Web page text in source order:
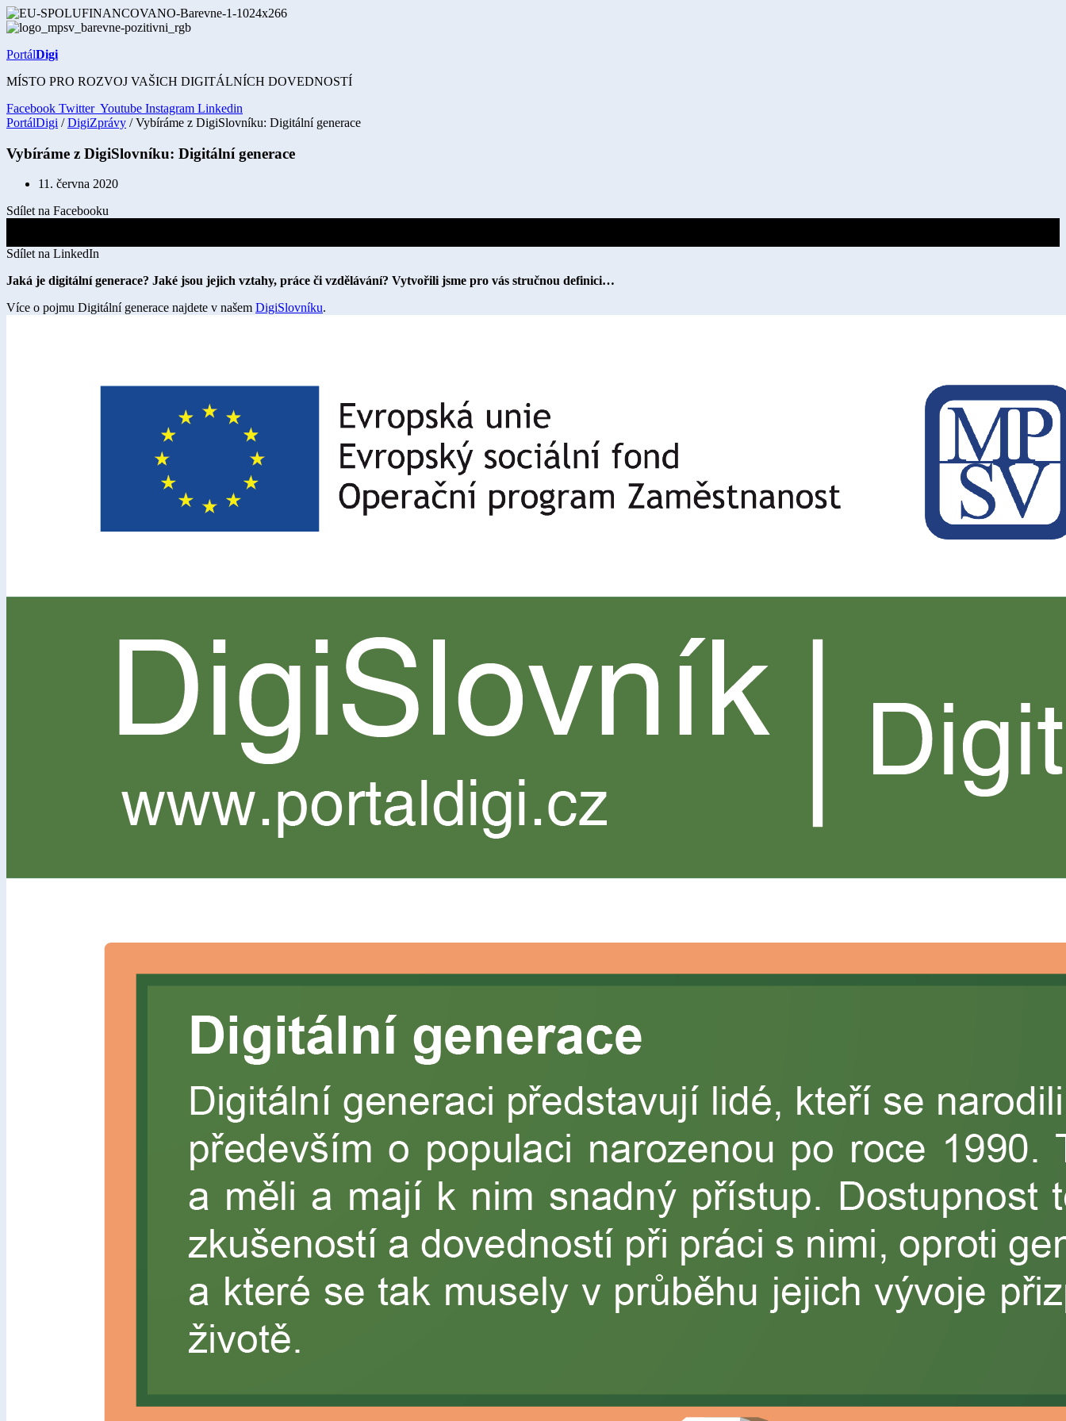
Přejít
k
PortálDigi
MÍSTO PRO ROZVOJ VAŠICH DIGITÁLNÍCH DOVEDNOSTÍ
Facebook Twitter Youtube Instagram Linkedin
PortálDigi /DigiZprávy / Vybíráme z DigiSlovníku: Digitální generace
Vybíráme z DigiSlovníku: Digitální generace
11. června 2020
Sdílet na Facebooku
Sdílet na LinkedIn
Jaká je digitální generace? Jaké jsou jejich vztahy, práce či vzdělávání? Vytvořili jsme pro vás stručnou definici…
Více o pojmu Digitální generace najdete v našem DigiSlovníku.